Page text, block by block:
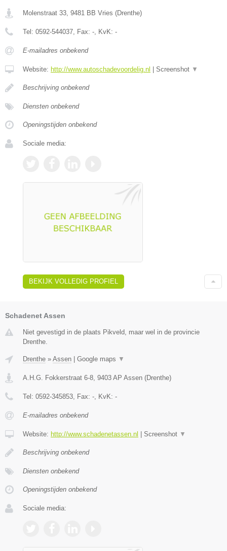
Molenstraat 33 9481 BB Vries (Drenthe)
Tel: 0592-544037 , Fax: - , KvK: -
E-mailadres onbekend
Website: http://www.autoschadevoordelig.nl | Screenshot ▼
Beschrijving onbekend
Diensten onbekend
Openingstijden onbekend
Sociale media:
BEKIJK VOLLEDIG PROFIEL
Schadenet Assen
Niet gevestigd in de plaats Pikveld, maar wel in de provincie
Drenthe.
Drenthe » Assen Google maps ▼
A.H.G. Fokkerstraat 6-8, 9403 AP Assen (Drenthe)
Tel: 0592-345853, Fax: -, KvK: -
E-mailadres onbekend
Website: http://www.schadenetassen.nl Screenshot ▼
Beschrijving onbekend
Diensten onbekend
Openingstijden onbekend
Sociale media: